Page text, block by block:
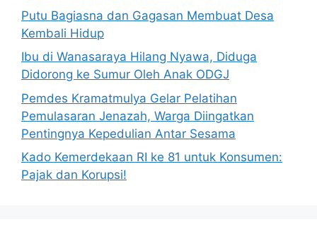
Putu Bagiasna dan Gagasan Membuat Desa
Kembali Hidup
Ibu di Wanasaraya Hilang Nyawa, Diduga
Didorong ke Sumur Oleh Anak ODGJ
Pemdes Kramatmulya Gelar Pelatihan
Pemulasaran Jenazah, Warga Diingatkan
Pentingnya Kepedulian Antar Sesama
Kado Kemerdekaan RI ke 81 untuk Konsumen:
Pajak dan Korupsi!